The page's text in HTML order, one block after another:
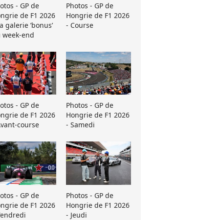
- GP de
de F1 2026
galerie ’bonus’
week-end
Photos - GP de
Hongrie de F1 2026
- Course
- GP de
de F1 2026
course
Photos - GP de
Hongrie de F1 2026
- Samedi
- GP de
de F1 2026
Photos - GP de
Hongrie de F1 2026
- Jeudi